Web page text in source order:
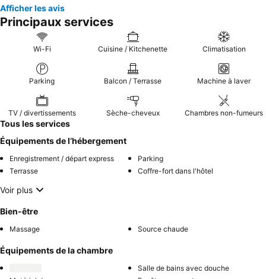
Afficher les avis
Principaux services
Wi-Fi Cuisine / Kitchenette Climatisation
Parking Balcon / Terrasse Machine à laver
TV / divertissements Sèche-cheveux Chambres non-fumeurs
Tous les services
Équipements de l’hébergement
Enregistrement / départ express
Parking
Terrasse
Coffre-fort dans l'hôtel
Voir plus
Bien-être
Massage Source chaude
Équipements de la chambre
Salle de bains avec douche